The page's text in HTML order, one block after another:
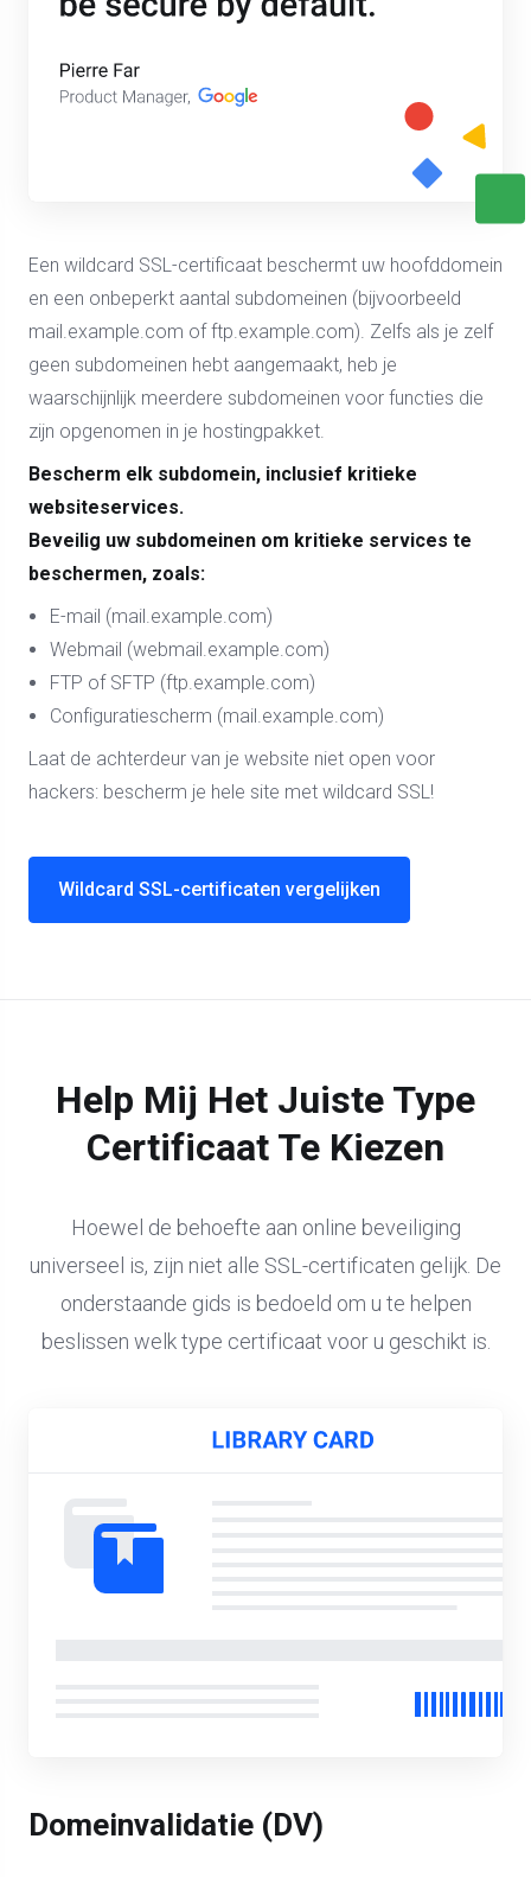
Een wildcard SSL-certificaat beschermt uw hoofddomein
en een onbeperkt aantal subdomeinen (bijvoorbeeld
mail.example.com of ftp.example.com). Zelfs als je zelf
geen subdomeinen hebt aangemaakt, heb je
waarschijnlijk meerdere subdomeinen voor functies die
zijn opgenomen in je hostingpakket.
Bescherm elk subdomein, inclusief kritieke
websiteservices.
Beveilig uw subdomeinen om kritieke services te
beschermen, zoals:
E-mail (mail.example.com)
Webmail (webmail.example.com)
FTP of SFTP (ftp.example.com)
Configuratiescherm (mail.example.com)
Laat de achterdeur van je website niet open voor
hackers: bescherm je hele site met wildcard SSL!
Wildcard SSL-certificaten vergelijken
Help Mij Het Juiste Type
Certificaat Te Kiezen
Hoewel de behoefte aan online beveiliging
universeel is, zijn niet alle SSL-certificaten gelijk. De
onderstaande gids is bedoeld om u te helpen
beslissen welk type certificaat voor u geschikt is.
Domeinvalidatie (DV)